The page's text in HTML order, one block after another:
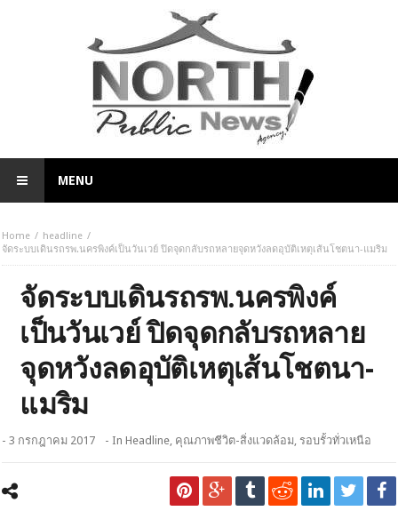
MENU
Home
headline
จัดระบบเดินรถรพ.นครพิงค์เป็นวันเวย์ ปิดจุดกลับรถหลายจุดหวังลดอุบัติเหตุเส้นโชตนา-แมริม
จัดระบบเดินรถรพ.นครพิงค์
เป็นวันเวย์ ปิดจุดกลับรถหลาย
จุดหวังลดอุบัติเหตุเส้นโชตนา-
แมริม
- 3 กรกฎาคม 2017 - InHeadline, คุณภาพชีวิต-สิ่งแวดล้อม, รอบรั้วทั่วเหนือ